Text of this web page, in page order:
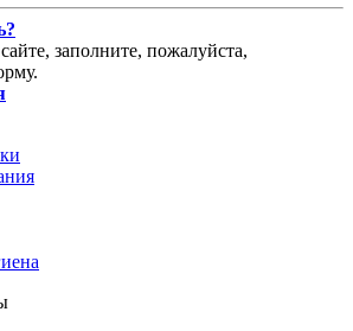
заполните, пожалуйста,